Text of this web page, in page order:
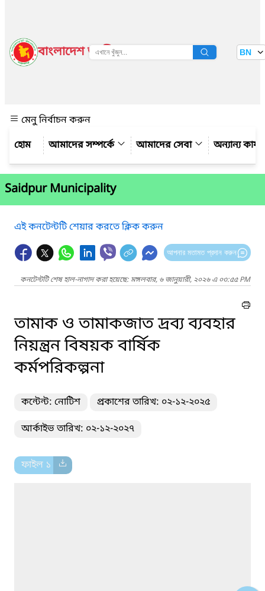
বাংলাদেশ জাতীয় তথ্য বাতায়ন BN
মেনু নির্বাচন করুন
আমাদের সম্পর্কে
আমাদের সেবা অন্যান্য
Saidpur Municipality
এই কনটেন্টটি শেয়ার করতে ক্লিক করুন
আপনার মতামত প্রদান করুন
কনটেন্টটি শেষ হাল-নাগাদ করা হয়েছে: মঙ্গলবার, ৬ জানুয়ারী, ২০২৬ এ ০৩:৫৫ PM
তামাক ও তামাকজাত দ্রব্য ব্যবহার
নিয়ন্ত্রন বিষয়ক বার্ষিক
কর্মপরিকল্পনা
কন্টেন্ট: নোটিশ প্রকাশের তারিখ: ০২-১২-২০২৫
আর্কাইভ তারিখ: ০২-১২-২০২৭
ফাইল ১